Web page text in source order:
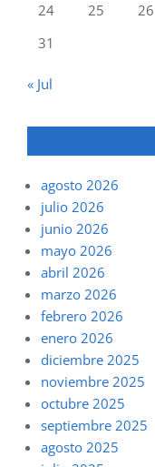
24
25 26
31
« Jul
agosto 2026
julio 2026
junio 2026
mayo 2026
abril 2026
marzo 2026
febrero 2026
enero 2026
diciembre 2025
noviembre 2025
octubre 2025
septiembre 2025
agosto 2025